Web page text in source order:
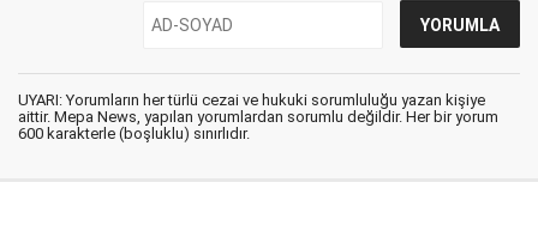
UYARI: Yorumların her türlü cezai ve hukuki sorumluluğu yazan kişiye
aittir. Mepa News, yapılan yorumlardan sorumlu değildir. Her bir yorum
600 karakterle (boşluklu) sınırlıdır.